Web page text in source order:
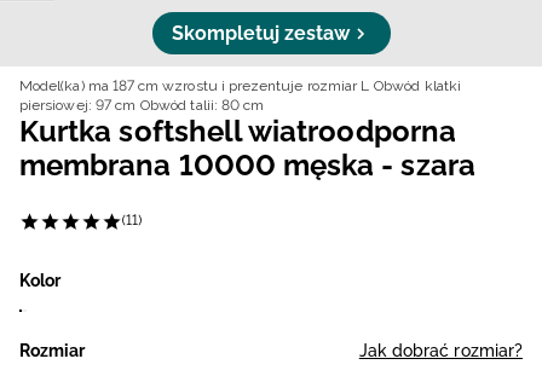
Skompletuj zestaw
Model(ka) ma 187 cm wzrostu i prezentuje rozmiar L Obwód klatki
piersiowej: 97 cm Obwód talii: 80 cm
Kurtka softshell wiatroodporna
membrana 10000 męska - szara
(11)
Kolor
Rozmiar Jak dobrać rozmiar?